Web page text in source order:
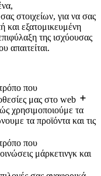
στοιχείων, για να σας
και εξατομικευμένη
της ισχύουσας
απαιτείται.
που
μας στο web
χρησιμοποιούμε τα
τα προϊόντα και τις
που
μάρκετινγκ και